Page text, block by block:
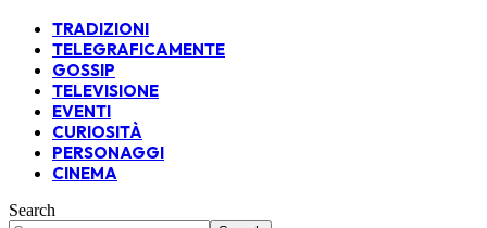
TRADIZIONI
TELEGRAFICAMENTE
GOSSIP
TELEVISIONE
EVENTI
CURIOSITÀ
PERSONAGGI
CINEMA
Search